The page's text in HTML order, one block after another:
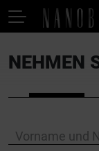
NEHMEN
Vorname und